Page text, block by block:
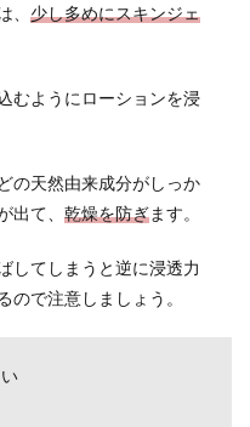
、 少し多めにスキンジェ
むようにローションを浸
の天然由来成分がしっか
出て、 乾燥を防ぎます。
してしまうと逆に浸透力
で注意しましょう。